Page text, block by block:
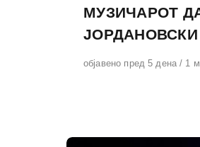
МУЗИЧАРОТ
ЈОРДАНОВСКИ
Објавено
објавено пред 5 дена 1